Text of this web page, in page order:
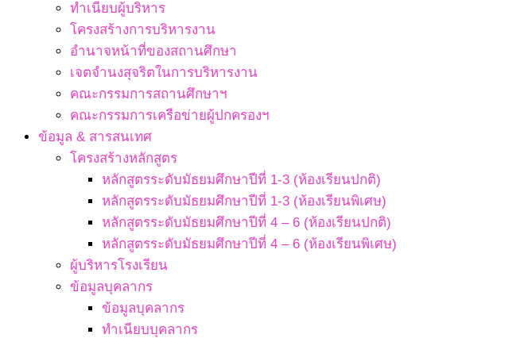
ทำเนียบผู้บริหาร
โครงสร้างการบริหารงาน
อำนาจหน้าที่ของสถานศึกษา
เจตจํานงสุจริตในการบริหารงาน
คณะกรรมการสถานศึกษาฯ
คณะกรรมการเครือข่ายผู้ปกครองฯ
ข้อมูล & สารสนเทศ
โครงสร้างหลักสูตร
หลักสูตรระดับมัธยมศึกษาปีที่ 1-3 (ห้องเรียนปกติ)
หลักสูตรระดับมัธยมศึกษาปีที่ 1-3 (ห้องเรียนพิเศษ)
หลักสูตรระดับมัธยมศึกษาปีที่ 4 – 6 (ห้องเรียนปกติ)
หลักสูตรระดับมัธยมศึกษาปีที่ 4 – 6 (ห้องเรียนพิเศษ)
ผู้บริหารโรงเรียน
ข้อมูลบุคลากร
ข้อมูลบุคลากร
ทำเนียบบุคลากร